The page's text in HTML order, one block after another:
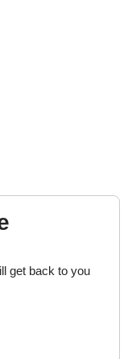
get back to you